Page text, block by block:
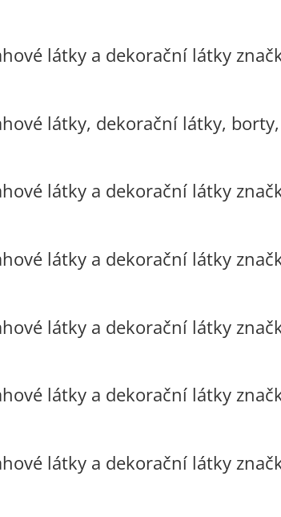
látky a dekorační látky
látky, dekorační látky,
látky a dekorační látky
látky a dekorační látky
látky a dekorační látky
látky a dekorační látky
látky a dekorační látky